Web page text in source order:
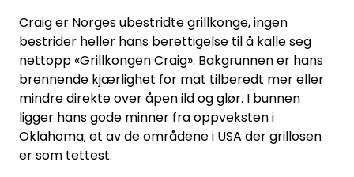
Craig er Norges ubestridte grillkonge, ingen
bestrider heller hans berettigelse til å kalle seg
nettopp «Grillkongen Craig». Bakgrunnen er hans
brennende kjærlighet for mat tilberedt mer eller
mindre direkte over åpen ild og glør. I bunnen
ligger hans gode minner fra oppveksten i
Oklahoma; et av de områdene i USA der grillosen
er som tettest.
Leverandører